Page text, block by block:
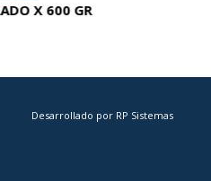
X 600 GR
Desarrollado por RP Sistemas